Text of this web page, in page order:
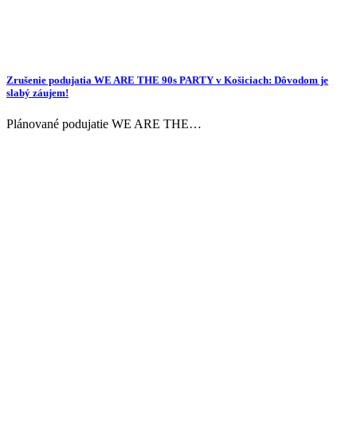
Zrušenie podujatia WE ARE THE 90s PARTY v Košiciach: Dôvodom je
slabý záujem!
Plánované podujatie WE ARE THE…